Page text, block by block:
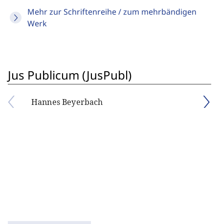
Mehr zur Schriftenreihe / zum mehrbändigen
Werk
Jus Publicum (JusPubl)
Hannes Beyerbach